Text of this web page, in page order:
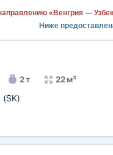
«Венгрия —
Ниже
2 т 22 м³
(SK)